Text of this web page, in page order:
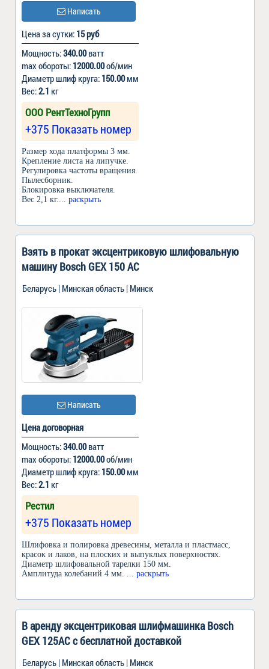
Написать
Цена за сутки: 15 руб
Мощность:340.00ватт
max обороты: 12000.00об/мин
Диаметр шлиф круга: 150.00мм
Вес:2.1 кг
ООО РентТехноГрупп
+375 Показать номер
Размер хода платформы 3 мм.
Крепление листа на липучке.
Регулировка частоты вращения.
Пылесборник.
Блокировка выключателя.
Вес 2,1 кг.
... раскрыть
Взять в прокат эксцентриковую шлифовальную
машину Bosch GEX 150 AC
Беларусь | Минская область | Минск
Написать
Цена договорная
Мощность:340.00ватт
max обороты: 12000.00об/мин
Диаметр шлиф круга: 150.00мм
Вес:2.1 кг
Рестил
+375 Показать номер
Шлифовка и полировка древесины, металла и пластмасс,
красок и лаков, на плоских и выпуклых поверхностях.
Диаметр шлифовальной тарелки 150 мм.
Амплитуда колебаний 4 мм.
... раскрыть
В аренду эксцентриковая шлифмашинка Bosch
GEX 125AC c бесплатной доставкой
Беларусь | Минская область | Минск